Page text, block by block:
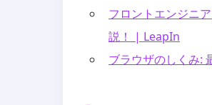
フロントエンジニ
説！ | LeapIn
ブラウザのしくみ: